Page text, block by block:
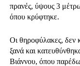
πρανές, ύψους 3
όπου κρύφτηκε.
Οι θηροφύλακες, δεν
ξανά και
Βιάννου, όπου